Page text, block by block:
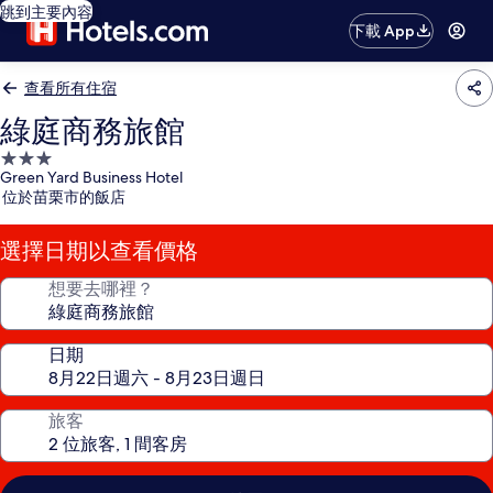
跳到主要內容
下載 App
查看所有住宿
綠庭商務旅館
3.0
星
級
住
宿
Green Yard Business Hotel
位於苗栗市的飯店
選擇日期以查看價格
想要去哪裡？
日期
旅客